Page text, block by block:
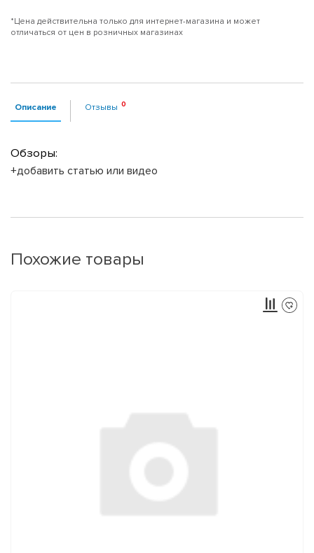
*Цена действительна только для интернет-магазина и может
отличаться от цен в розничных магазинах
Описание Отзывы
Обзоры:
+добавить статью или видео
Похожие товары